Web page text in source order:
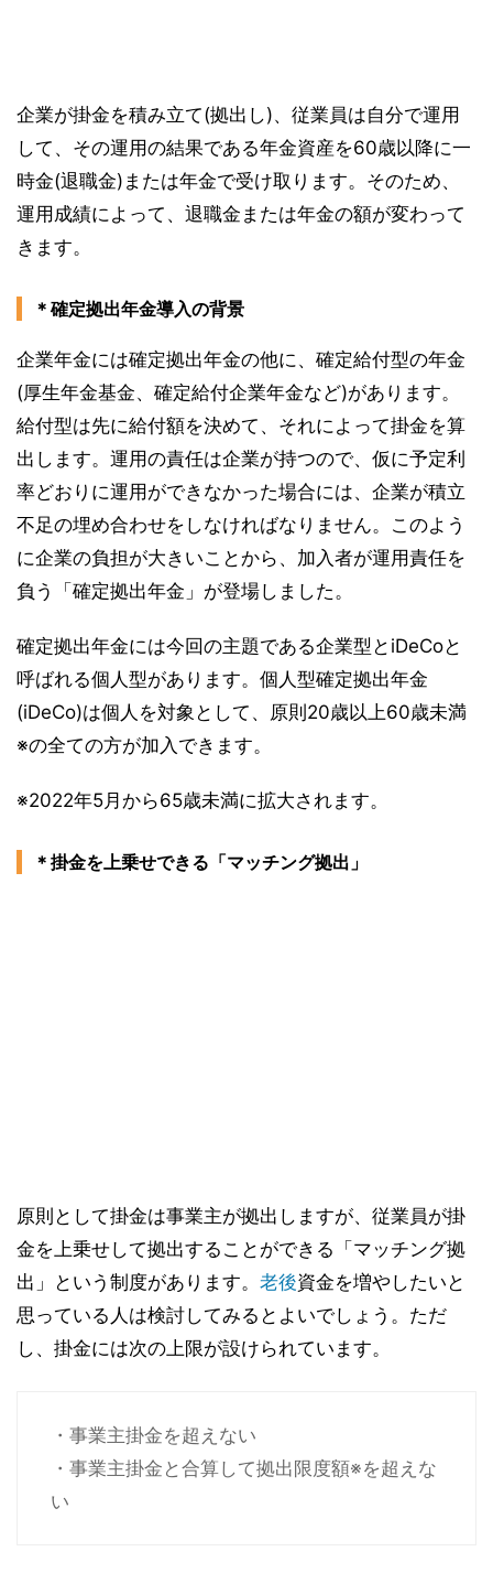
企業が掛金を積み立て(拠出し)、従業員は自分で運用
して、その運用の結果である年金資産を60歳以降に一
時金(退職金)または年金で受け取ります。そのため、
運用成績によって、退職金または年金の額が変わって
きます。
＊確定拠出年金導入の背景
企業年金には確定拠出年金の他に、確定給付型の年金
(厚生年金基金、確定給付企業年金など)があります。
給付型は先に給付額を決めて、それによって掛金を算
出します。運用の責任は企業が持つので、仮に予定利
率どおりに運用ができなかった場合には、企業が積立
不足の埋め合わせをしなければなりません。このよう
に企業の負担が大きいことから、加入者が運用責任を
負う「確定拠出年金」が登場しました。
確定拠出年金には今回の主題である企業型とiDeCoと
呼ばれる個人型があります。個人型確定拠出年金
(iDeCo)は個人を対象として、原則20歳以上60歳未満
※の全ての方が加入できます。
※2022年5月から65歳未満に拡大されます。
＊掛金を上乗せできる「マッチング拠出」
原則として掛金は事業主が拠出しますが、従業員が掛
金を上乗せして拠出することができる「マッチング拠
出」という制度があります。 老後資金を増やしたいと
思っている人は検討してみるとよいでしょう。ただ
し、掛金には次の上限が設けられています。
・事業主掛金を超えない
・事業主掛金と合算して拠出限度額※を超えな
い